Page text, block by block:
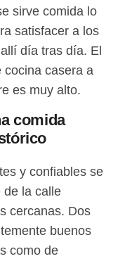
sirve comida lo
satisfacer a los
día tras día. El
cocina casera a
es muy alto.
comida
y confiables se
de la calle
cercanas. Dos
buenos
como de